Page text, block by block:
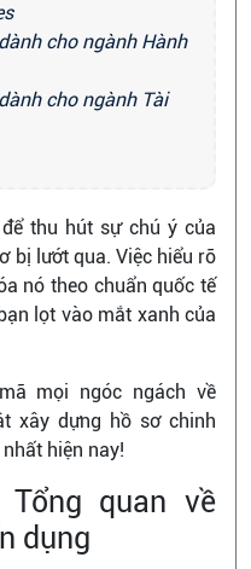
cho ngành Hành
cho ngành Tài
thu hút sự chú ý của
bị lướt qua. Việc hiểu rõ
nó theo chuẩn quốc tế
lọt vào mắt xanh của
mọi ngóc ngách về
xây dựng hồ sơ chinh
hiện nay!
quan về
dụng